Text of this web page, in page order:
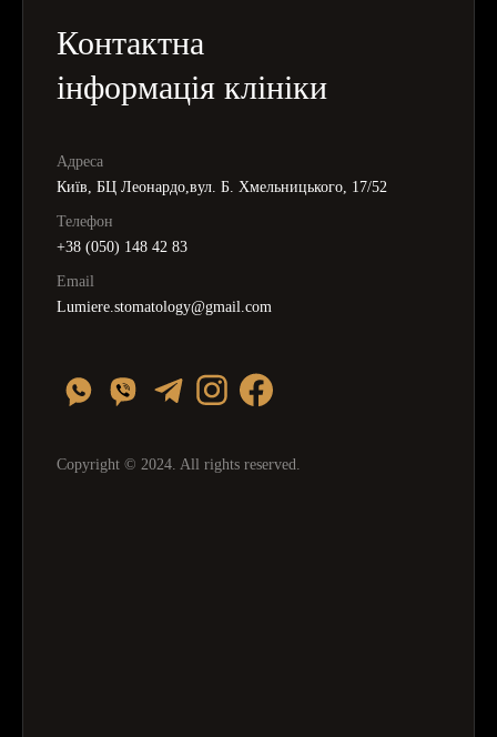
Контактна
інформація клініки
Адреса
Київ, БЦ Леонардо,вул. Б. Хмельницького, 17/52
Телефон
+38 (050) 148 42 83
Email
Lumiere.stomatology@gmail.com
Copyright © 2024. All rights reserved.